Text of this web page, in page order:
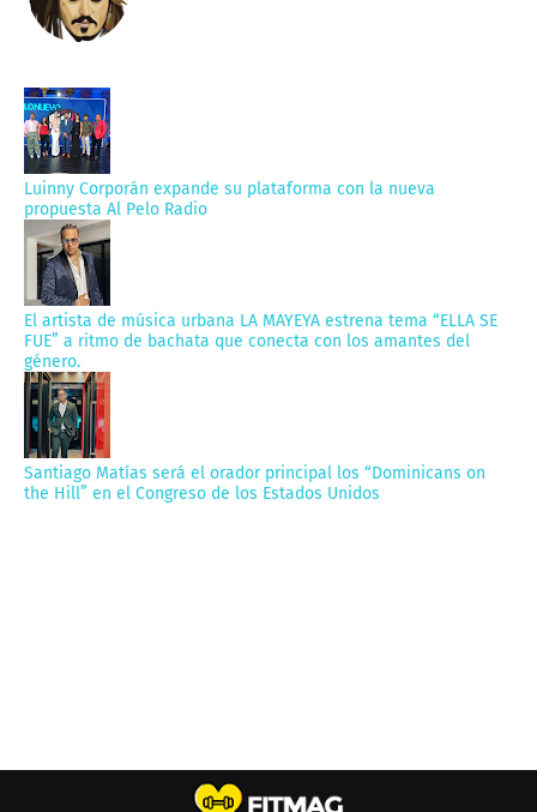
Luinny Corporán expande su plataforma con la nueva
propuesta Al Pelo Radio
El artista de música urbana LA MAYEYA estrena tema “ELLA SE
FUE” a ritmo de bachata que conecta con los amantes del
género.
Santiago Matías será el orador principal los “Dominicans on
the Hill” en el Congreso de los Estados Unidos